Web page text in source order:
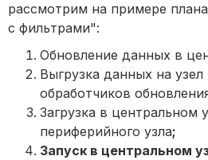
рассмотрим на примере
с фильтрами":
Обновление данных в
Выгрузка данных на узел
обработчиков
Загрузка в центральном
периферийного узла;
Запуск в центральном